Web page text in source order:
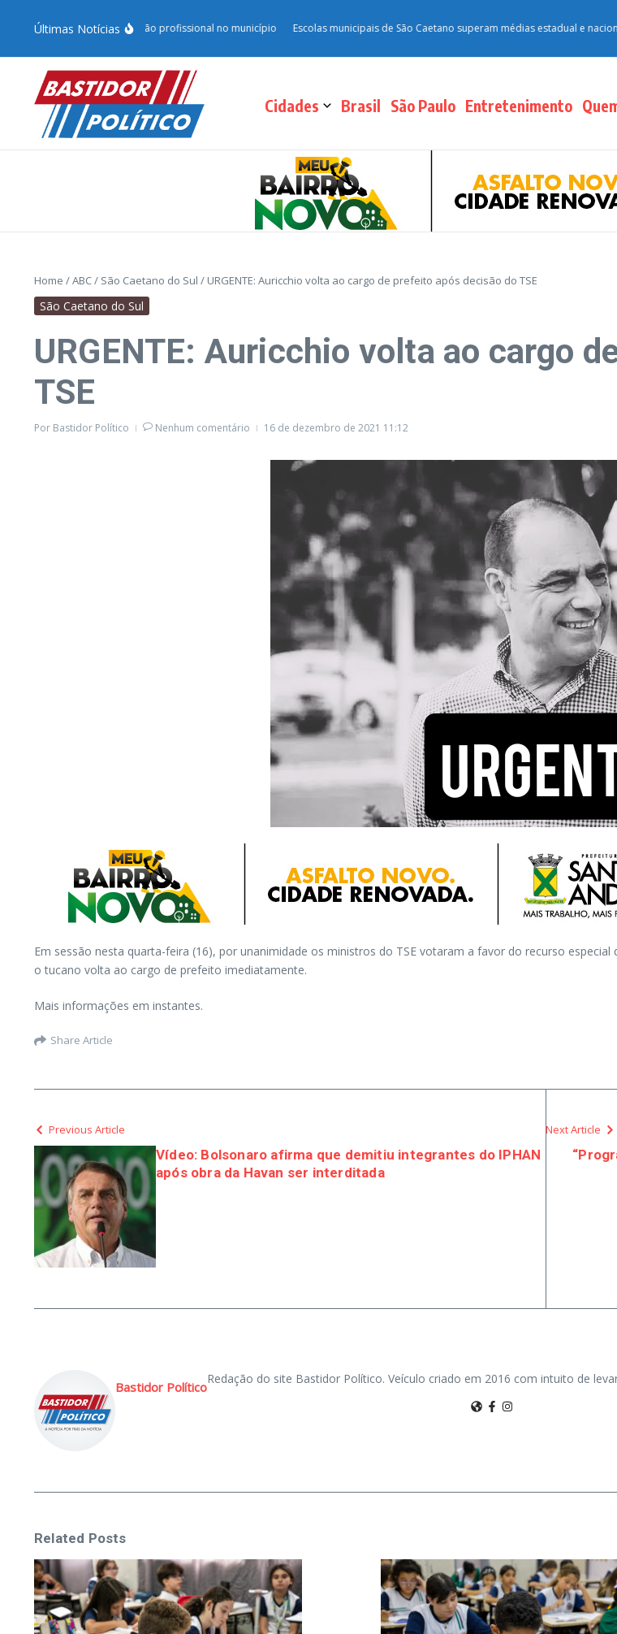
Últimas Notícias
4.0 e fortalece qualificação profissional no município Escolas municipais de São Caetano superam médias estadual e nacional no
Cidades Brasil São Paulo Entretenimento
Home /ABC/ São Caetano do Sul / URGENTE: Auricchio volta ao cargo de prefeito após decisão do TSE
São Caetano do Sul
URGENTE: Auricchio volta ao cargo
TSE
Por Bastidor Político Nenhum comentário 16 de dezembro de 2021 11:12
Em sessão nesta quarta-feira (16), por unanimidade os ministros do TSE votaram a favor do recurso
o tucano volta ao cargo de prefeito imediatamente.
Mais informações em instantes.
Share Article
Previous Article
Vídeo: Bolsonaro afirma que demitiu integrantes do IPHAN
após obra da Havan ser interditada
Next Article
Bastidor Político
Redação do site Bastidor Político. Veículo criado em 2016 com intuito de
Related Posts